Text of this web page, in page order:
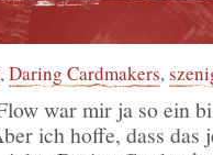
, Daring Cardmakers,
war mir ja so ein
ich hoffe, dass das